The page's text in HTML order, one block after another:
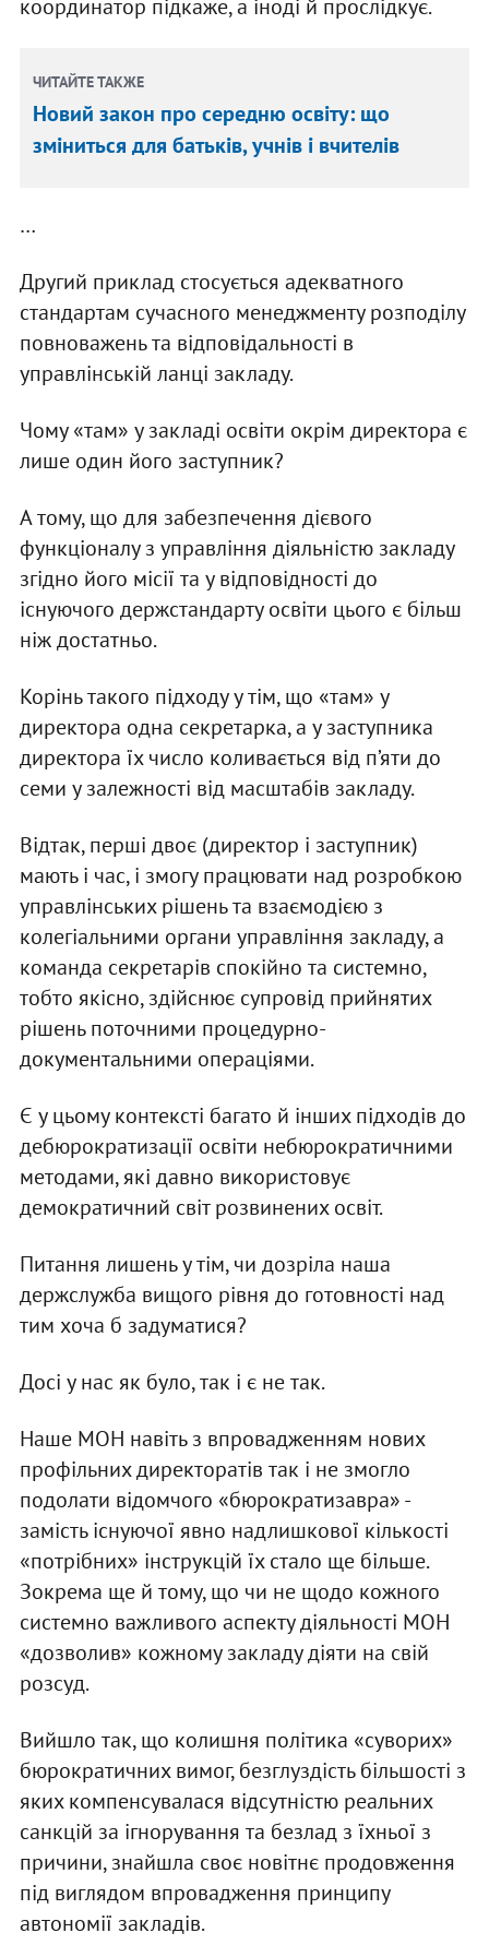
координатор підкаже, а іноді й прослідкує.
ЧИТАЙТЕ ТАКЖЕ
Новий закон про середню освіту: що
зміниться для батьків, учнів і вчителів
…
Другий приклад стосується адекватного
стандартам сучасного менеджменту розподілу
повноважень та відповідальності в
управлінській ланці закладу.
Чому «там» у закладі освіти окрім директора є
лише один його заступник?
А тому, що для забезпечення дієвого
функціоналу з управління діяльністю закладу
згідно його місії та у відповідності до
існуючого держстандарту освіти цього є більш
ніж достатньо.
Корінь такого підходу у тім, що «там» у
директора одна секретарка, а у заступника
директора їх число коливається від п’яти до
семи у залежності від масштабів закладу.
Відтак, перші двоє (директор і заступник)
мають і час, і змогу працювати над розробкою
управлінських рішень та взаємодією з
колегіальними органи управління закладу, а
команда секретарів спокійно та системно,
тобто якісно, здійснює супровід прийнятих
рішень поточними процедурно-
документальними операціями.
Є у цьому контексті багато й інших підходів до
дебюрократизації освіти небюрократичними
методами, які давно використовує
демократичний світ розвинених освіт.
Питання лишень у тім, чи дозріла наша
держслужба вищого рівня до готовності над
тим хоча б задуматися?
Досі у нас як було, так і є не так.
Наше МОН навіть з впровадженням нових
профільних директоратів так і не змогло
подолати відомчого «бюрократизавра» -
замість існуючої явно надлишкової кількості
«потрібних» інструкцій їх стало ще більше.
Зокрема ще й тому, що чи не щодо кожного
системно важливого аспекту діяльності МОН
«дозволив» кожному закладу діяти на свій
розсуд.
Вийшло так, що колишня політика «суворих»
бюрократичних вимог, безглуздість більшості з
яких компенсувалася відсутністю реальних
санкцій за ігнорування та безлад з їхньої з
причини, знайшла своє новітнє продовження
під виглядом впровадження принципу
автономії закладів.